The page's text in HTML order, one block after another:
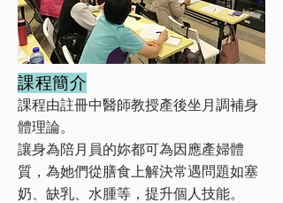
課程簡介
課程由註冊中醫師教授產後坐月調補身
體理論。
讓身為陪月員的妳都可為因應產婦體
質，為她們從膳食上解決常遇問題如塞
奶、缺乳、水腫等，提升個人技能。